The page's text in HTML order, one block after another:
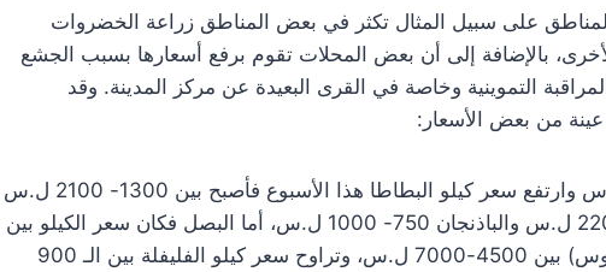
على سبيل المثال تكثر في بعض المناطق زراعة الخضروات
بالإضافة إلى أن بعض المحلات تقوم برفع أسعارها بسبب الجشع
التموينية وخاصة في القرى البعيدة عن مركز المدينة. وقد
من بعض الأسعار:
البندورة تراوح سعرها بين 1000- 1200 ل.س وارتفع سعر كيلو البطاطا هذا الأسبوع فأصبح بين 1300- 2100 ل.س
وكان سعر كيلو الكوسا بين الـ 1250 والـ 2200 ل.س والباذنجان 750- 1000 ل.س، أما البصل فكان سعر الكيلو بين
800- 1200 ل.س، وبلغ سعر كيلو الثوم (روس) بين 4500-7000 ل.س، وتراوح سعر كيلو الفليفلة بين الـ 900